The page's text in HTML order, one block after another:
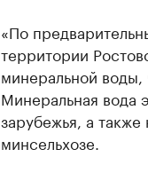
«По
территории
минеральной воды,
Минеральная вода
зарубежья, а
минсельхозе.